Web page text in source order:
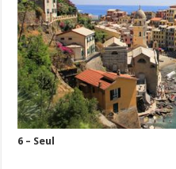
6 – Seul